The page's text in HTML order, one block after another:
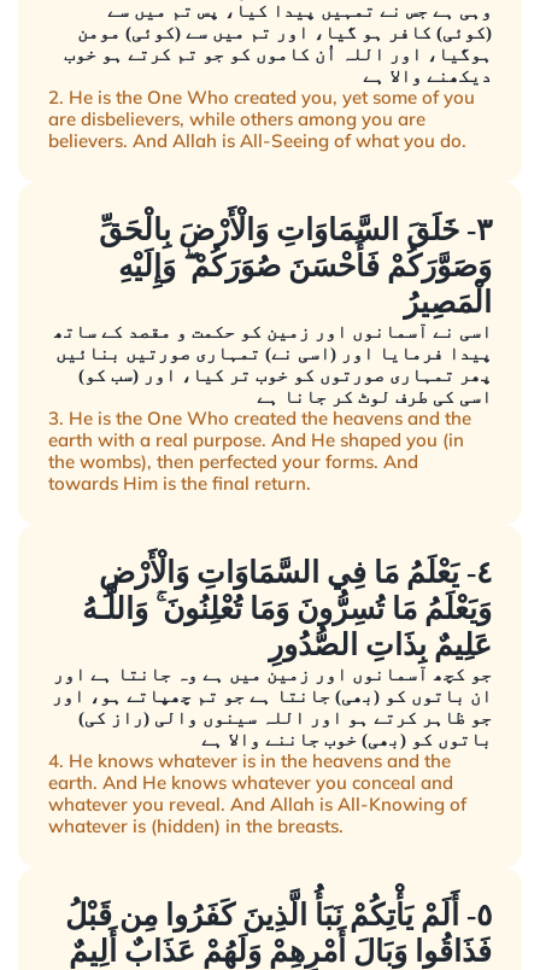
وہی ہے جس نے تمہیں پیدا کیا، پس تم میں سے
(کوئی) کافر ہو گیا، اور تم میں سے (کوئی) مومن
ہوگیا، اور اللہ اُن کاموں کو جو تم کرتے ہو خوب
دیکھنے والا ہے
2. He is the One Who created you, yet some of you
are disbelievers, while others among you are
believers. And Allah is All-Seeing of what you do.
٣- خَلَقَ السَّمَاوَاتِ وَالْأَرْضَ بِالْحَقِّ
وَصَوَّرَكُمْ فَأَحْسَنَ صُوَرَكُمْ ۖ وَإِلَيْهِ
الْمَصِيرُ
اسی نے آسمانوں اور زمین کو حکمت و مقصد کے ساتھ
پیدا فرمایا اور (اسی نے) تمہاری صورتیں بنائیں
پھر تمہاری صورتوں کو خوب تر کیا، اور (سب کو)
اسی کی طرف لوٹ کر جانا ہے
3. He is the One Who created the heavens and the
earth with a real purpose. And He shaped you (in
the wombs), then perfected your forms. And
towards Him is the final return.
٤- يَعْلَمُ مَا فِي السَّمَاوَاتِ وَالْأَرْضِ
وَيَعْلَمُ مَا تُسِرُّونَ وَمَا تُعْلِنُونَ ۚ وَاللَّـهُ
عَلِيمٌ بِذَاتِ الصُّدُورِ
جو کچھ آسمانوں اور زمین میں ہے وہ جانتا ہے اور
ان باتوں کو (بھی) جانتا ہے جو تم چھپاتے ہو، اور
جو ظاہر کرتے ہو اور اللہ سینوں والی (راز کی)
باتوں کو (بھی) خوب جاننے والا ہے
4. He knows whatever is in the heavens and the
earth. And He knows whatever you conceal and
whatever you reveal. And Allah is All-Knowing of
whatever is (hidden) in the breasts.
٥- أَلَمْ يَأْتِكُمْ نَبَأُ الَّذِينَ كَفَرُوا مِن قَبْلُ
فَذَاقُوا وَبَالَ أَمْرِهِمْ وَلَهُمْ عَذَابٌ أَلِيمٌ